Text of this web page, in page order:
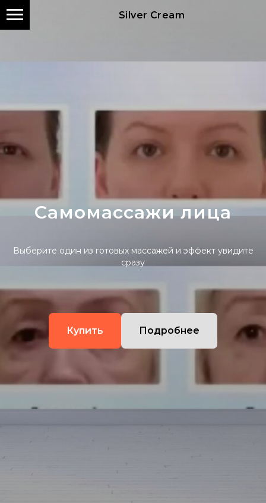
Silver Cream
Самомассажи лица
Выберите один из готовых массажей и эффект увидите
сразу
Купить Подробнее